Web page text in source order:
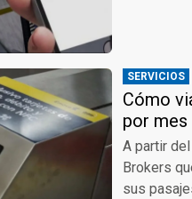
SERVICIOS
Cómo
por mes
A partir
Brokers
sus